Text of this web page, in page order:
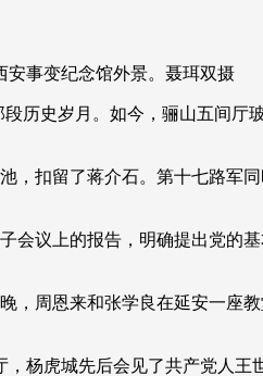
中超 国足 国际足球
冰雪道路 足球道路
文化 旅游 科普 健康
业白名单
事变纪念馆外景。聂珥双摄
史岁月。如今，骊山五间厅
扣留了蒋介石。第十七路军
议上的报告，明确提出党的
周恩来和张学良在延安一座
虎城先后会见了共产党人王